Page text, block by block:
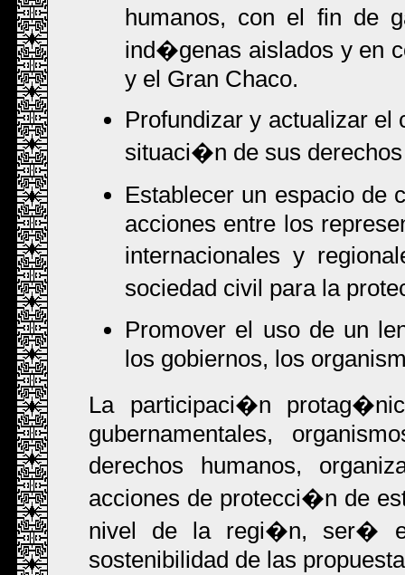
humanos, con el fin de
ind�genas aislados y en
y el Gran Chaco.
Profundizar y actualizar
situaci�n de sus
Establecer un espacio
acciones entre los
internacionales y
sociedad civil para la
Promover el uso de un
los gobiernos, los
La participaci�n
gubernamentales,
derechos humanos,
acciones de protecci�n de
nivel de la regi�n, ser�
sostenibilidad de las